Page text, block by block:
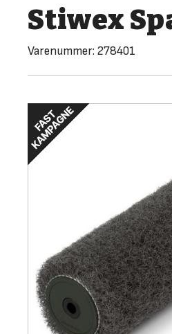
Stiwex
Varenummer: 278401